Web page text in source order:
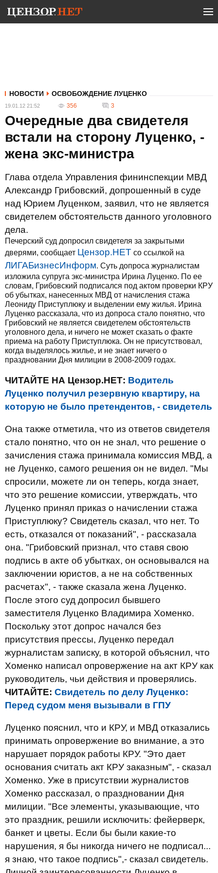
НОВОСТИ ОСВОБОЖДЕНИЕ ЛУЦЕНКО
19.01.12 21:52 356 3
Очередные два свидетеля
встали на сторону Луценко, -
жена экс-министра
Глава отдела Управления фининспекции МВД
Александр Грибовский, допрошенный в суде
над Юрием Луценком, заявил, что не является
свидетелем обстоятельств данного уголовного
дела.
Печерский суд допросил свидетеля за закрытыми
дверями, сообщает Цензор.НЕТ со ссылкой на
ЛИГАБизнесИнформ. Суть допроса журналистам
изложила супруга экс-министра Ирина Луценко. По ее
словам, Грибовский подписался под актом проверки КРУ
об убытках, нанесенных МВД от начисления стажа
Леониду Приступлюку и выделении ему жилья. Ирина
Луценко рассказала, что из допроса стало понятно, что
Грибовский не является свидетелем обстоятельств
уголовного дела, и ничего не может сказать о факте
приема на работу Приступлюка. Он не присутствовал,
когда выделялось жилье, и не знает ничего о
праздновании Дня милиции в 2008-2009 годах.
ЧИТАЙТЕ НА Цензор.НЕТ: Водитель
Луценко получил резервную квартиру, на
которую не было претендентов, - свидетель
Она также отметила, что из ответов свидетеля
стало понятно, что он не знал, что решение о
зачисления стажа принимала комиссия МВД, а
не Луценко, самого решения он не видел. "Мы
спросили, можете ли он теперь, когда знает,
что это решение комиссии, утверждать, что
Луценко принял приказ о начислении стажа
Приступлюку? Свидетель сказал, что нет. То
есть, отказался от показаний", - рассказала
она. "Грибовский признал, что ставя свою
подпись в акте об убытках, он основывался на
заключении юристов, а не на собственных
расчетах", - также сказала жена Луценко.
После этого суд допросил бывшего
заместителя Луценко Владимира Хоменко.
Поскольку этот допрос начался без
присутствия прессы, Луценко передал
журналистам записку, в которой объяснил, что
Хоменко написал опровержение на акт КРУ как
руководитель, чьи действия и проверялись.
ЧИТАЙТЕ: Свидетель по делу Луценко:
Перед судом меня вызывали в ГПУ
Луценко пояснил, что и КРУ, и МВД отказались
принимать опровержение во внимание, а это
нарушает порядок работы КРУ. "Это дает
основания считать акт КРУ заказным", - сказал
Хоменко. Уже в присутствии журналистов
Хоменко рассказал, о праздновании Дня
милиции. "Все элементы, указывающие, что
это праздник, решили исключить: фейерверк,
банкет и цветы. Если бы были какие-то
нарушения, я бы никогда ничего не подписал...
я знаю, что такое подпись",- сказал свидетель.